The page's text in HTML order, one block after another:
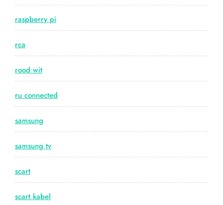
raspberry pi
rca
rood wit
ru connected
samsung
samsung tv
scart
scart kabel